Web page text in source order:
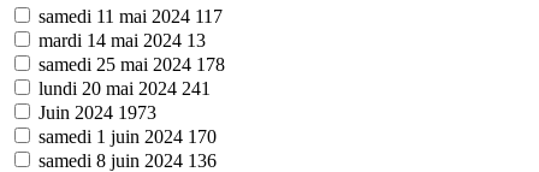
samedi 11 mai 2024 117
mardi 14 mai 2024 13
samedi 25 mai 2024 178
lundi 20 mai 2024 241
Juin 2024 1973
samedi 1 juin 2024 170
samedi 8 juin 2024 136